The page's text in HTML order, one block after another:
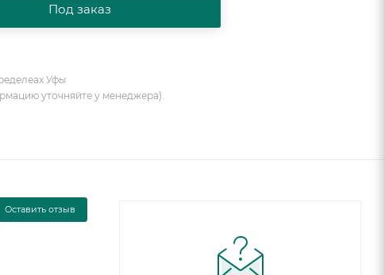
Под заказ
Уфы
уточняйте у менеджера).
Оставить отзыв